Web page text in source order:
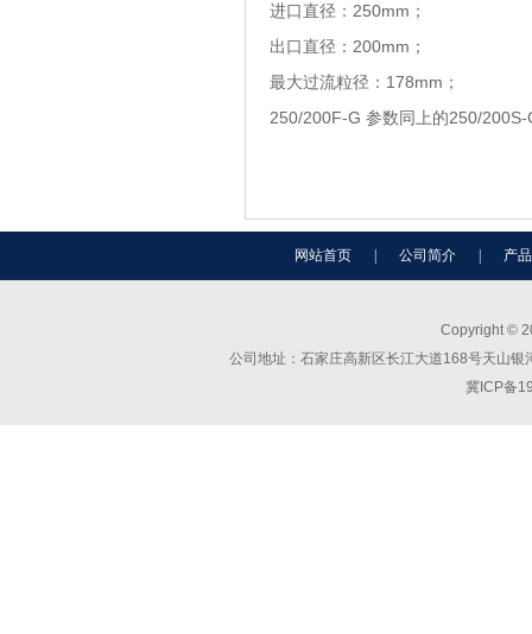
进口直径：250mm；
出口直径：200mm；
最大过流粒径：178mm；
250/200F-G 参数同上的250/200S-
网站首页 公司简介 产
Copyright ©
公司地址：石家庄高新区长江大道168号天
冀ICP备